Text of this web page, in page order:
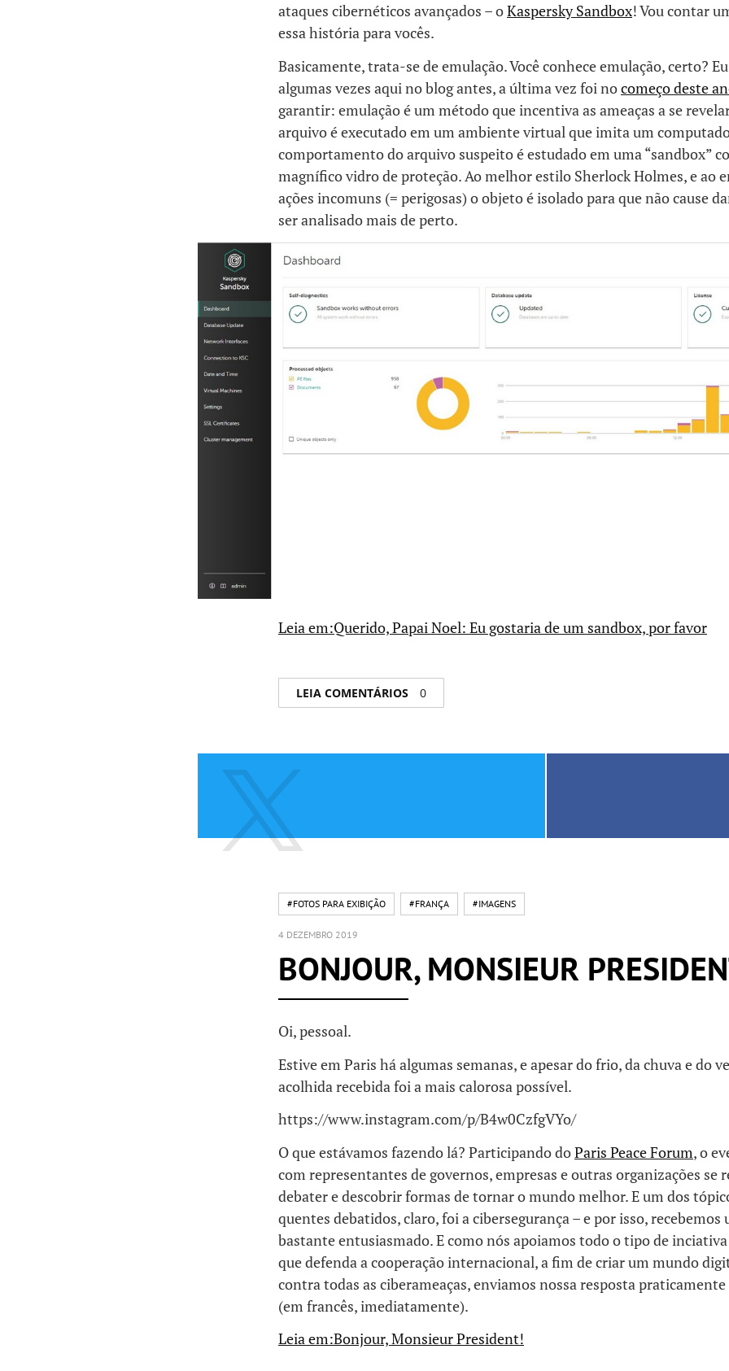
ataques cibernéticos avançados – oKaspersky Sandbox! Vou contar
essa história para vocês.
Basicamente, trata-se de emulação. Você conhece emulação, certo?
algumas vezes aqui no blog antes, a última vez foi nocomeço deste
garantir: emulação é um método que incentiva as ameaças a se
arquivo é executado em um ambiente virtual que imita um
comportamento do arquivo suspeito é estudado em uma “sandbox”
magnífico vidro de proteção. Ao melhor estilo Sherlock Holmes, e ao
ações incomuns (= perigosas) o objeto é isolado para que não cause
ser analisado mais de perto.
Leia em:Querido, Papai Noel: Eu gostaria de um sandbox, por favor
LEIA COMENTÁRIOS 0
#FOTOS PARA EXIBIÇÃO #FRANÇA #IMAGENS
4 DEZEMBRO 2019
BONJOUR, MONSIEUR
Oi, pessoal.
Estive em Paris há algumas semanas, e apesar do frio, da chuva e do
acolhida recebida foi a mais calorosa possível.
https://www.instagram.com/p/B4w0CzfgVYo/
O que estávamos fazendo lá? Participando doParis Peace Forum, o
com representantes de governos, empresas e outras organizações se
debater e descobrir formas de tornar o mundo melhor. E um dos
quentes debatidos, claro, foi a cibersegurança – e por isso, recebemos
bastante entusiasmado. E como nós apoiamos todo o tipo de
que defenda a cooperação internacional, a fim de criar um mundo
contra todas as ciberameaças, enviamos nossa resposta praticamente
(em francês, imediatamente).
Leia em:Bonjour, Monsieur President!